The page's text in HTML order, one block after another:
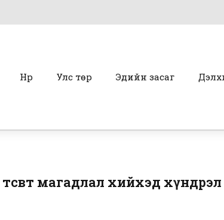
Нүүр Улс төр Эдийн засаг
магадлал хийхэд